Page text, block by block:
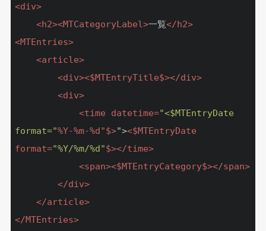
<div>
<h2><MTCategoryLabel>一覧</h2>
<MTEntries>
<article>
<div><$MTEntryTitle$></div>
<div>
<time datetime="<$MTEntryDate
format="%Y-%m-%d"$>"><$MTEntryDate
format="%Y/%m/%d"$></time>
<span><$MTEntryCategory$></span>
</div>
</article>
</MTEntries>